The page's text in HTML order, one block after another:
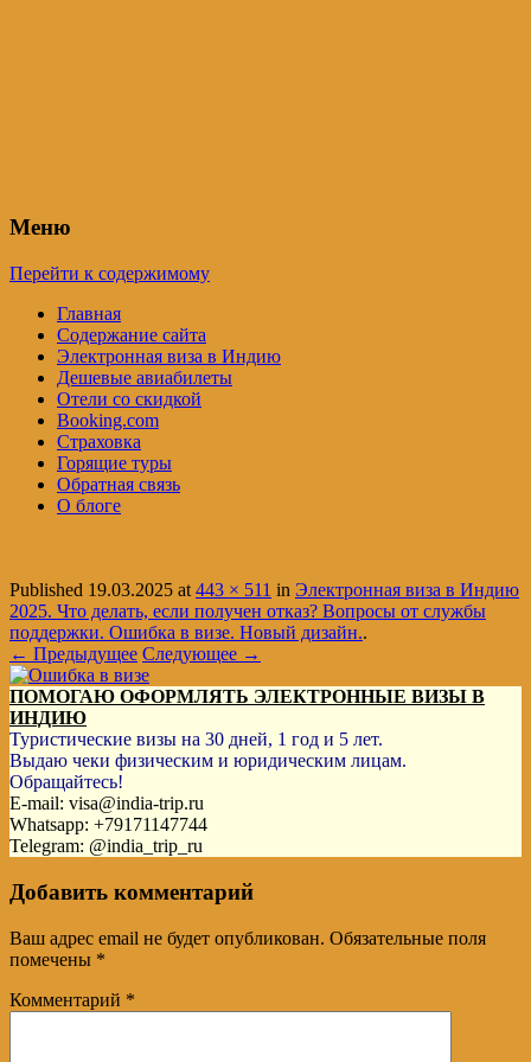
Меню
Перейти к содержимому
Главная
Содержание сайта
Электронная виза в Индию
Дешевые авиабилеты
Отели со скидкой
Booking.com
Страховка
Горящие туры
Обратная связь
О блоге
Published 19.03.2025 at443 × 511 in Электронная виза в Индию
2025. Что делать, если получен отказ? Вопросы от службы
поддержки. Ошибка в визе. Новый дизайн..
← Предыдущее Следующее →
ПОМОГАЮ ОФОРМЛЯТЬ ЭЛЕКТРОННЫЕ ВИЗЫ В
ИНДИЮ
Туристические визы на 30 дней, 1 год и 5 лет.
Выдаю чеки физическим и юридическим лицам.
Обращайтесь!
E-mail: visa@india-trip.ru
Whatsapp: +79171147744
Telegram: @india_trip_ru
Добавить комментарий
Ваш адрес email не будет опубликован. Обязательные поля
помечены *
Комментарий *